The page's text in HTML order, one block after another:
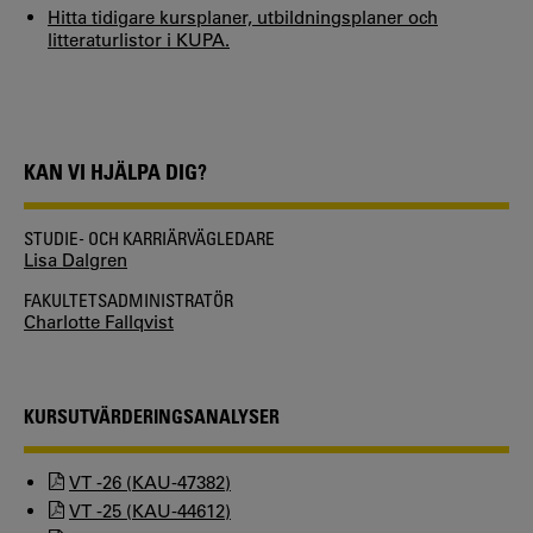
Hitta tidigare kursplaner, utbildningsplaner och
litteraturlistor i KUPA.
KAN VI HJÄLPA DIG?
STUDIE- OCH KARRIÄRVÄGLEDARE
Lisa Dalgren
FAKULTETSADMINISTRATÖR
Charlotte Fallqvist
KURSUTVÄRDERINGSANALYSER
VT -26 (KAU-47382)
VT -25 (KAU-44612)